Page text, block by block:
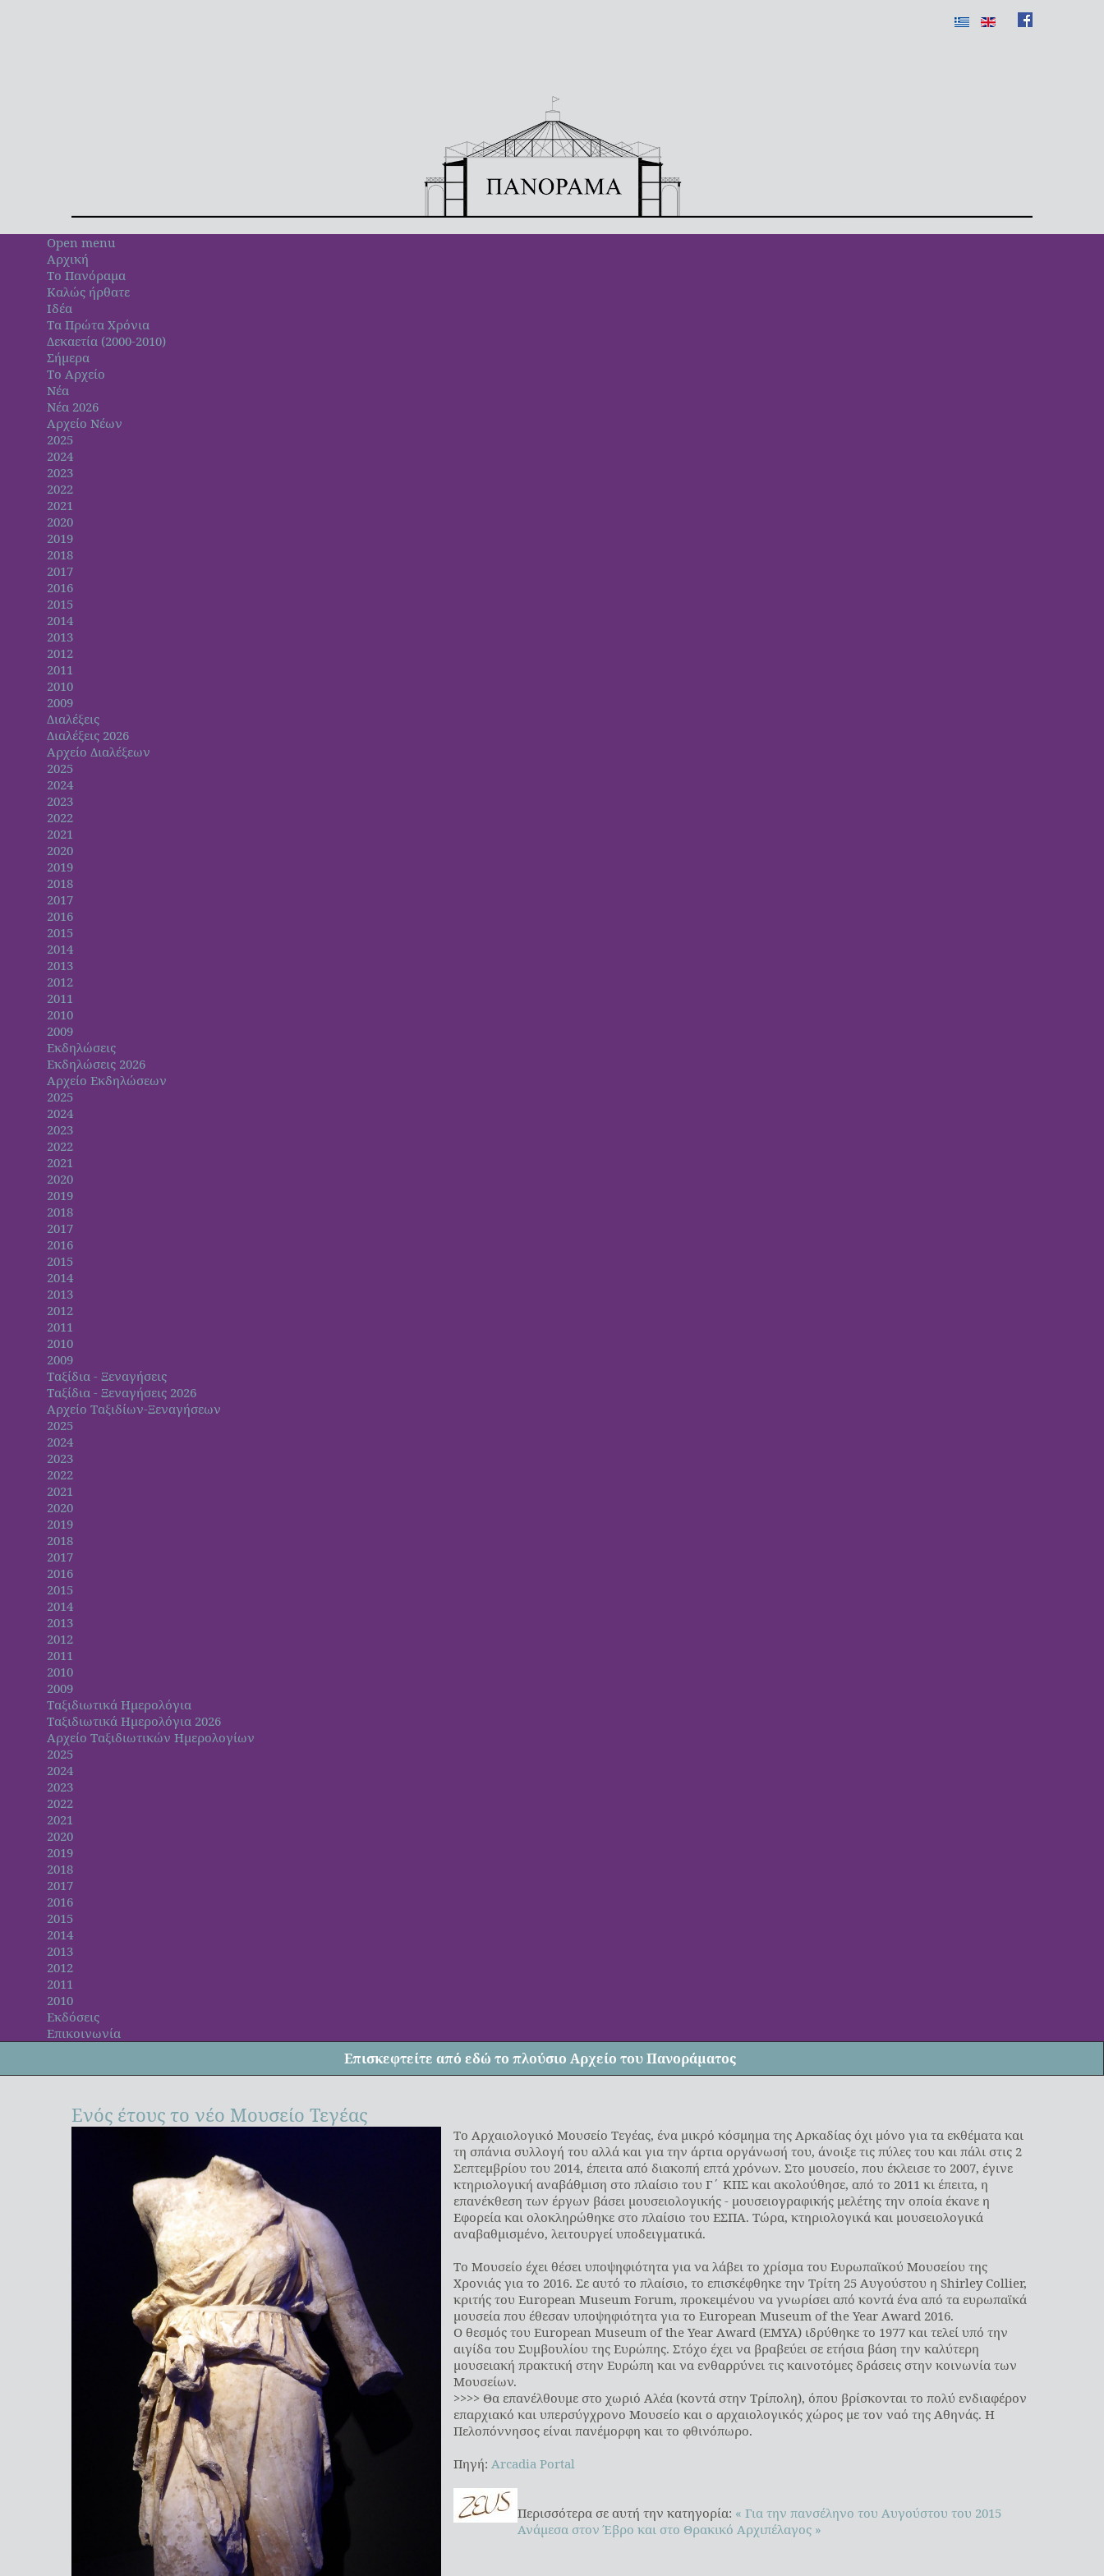
Open menu
Αρχική
Το Πανόραμα
Καλώς ήρθατε
Ιδέα
Τα Πρώτα Χρόνια
Δεκαετία (2000-2010)
Σήμερα
Το Αρχείο
Νέα
Νέα 2026
Αρχείο Νέων
2025
2024
2023
2022
2021
2020
2019
2018
2017
2016
2015
2014
2013
2012
2011
2010
2009
Διαλέξεις
Διαλέξεις 2026
Αρχείο Διαλέξεων
2025
2024
2023
2022
2021
2020
2019
2018
2017
2016
2015
2014
2013
2012
2011
2010
2009
Εκδηλώσεις
Εκδηλώσεις 2026
Αρχείο Εκδηλώσεων
2025
2024
2023
2022
2021
2020
2019
2018
2017
2016
2015
2014
2013
2012
2011
2010
2009
Ταξίδια - Ξεναγήσεις
Ταξίδια - Ξεναγήσεις 2026
Αρχείο Ταξιδίων-Ξεναγήσεων
2025
2024
2023
2022
2021
2020
2019
2018
2017
2016
2015
2014
2013
2012
2011
2010
2009
Ταξιδιωτικά Ημερολόγια
Ταξιδιωτικά Ημερολόγια 2026
Αρχείο Ταξιδιωτικών Ημερολογίων
2025
2024
2023
2022
2021
2020
2019
2018
2017
2016
2015
2014
2013
2012
2011
2010
Εκδόσεις
Επικοινωνία
Επισκεφτείτε από εδώ το πλούσιο Αρχείο του Πανοράματος
Ενός έτους το νέο Μουσείο Τεγέας
Το Αρχαιολογικό Μουσείο Τεγέας, ένα μικρό κόσμημα της Αρκαδίας όχι μόνο για τα εκθέματα και
τη σπάνια συλλογή του αλλά και για την άρτια οργάνωσή του, άνοιξε τις πύλες του και πάλι στις 2
Σεπτεμβρίου του 2014, έπειτα από διακοπή επτά χρόνων. Στο μουσείο, που έκλεισε το 2007, έγινε
κτηριολογική αναβάθμιση στο πλαίσιο του Γ΄ ΚΠΣ και ακολούθησε, από το 2011 κι έπειτα, η
επανέκθεση των έργων βάσει μουσειολογικής - μουσειογραφικής μελέτης την οποία έκανε η
Εφορεία και ολοκληρώθηκε στο πλαίσιο του ΕΣΠΑ. Τώρα, κτηριολογικά και μουσειολογικά
αναβαθμισμένο, λειτουργεί υποδειγματικά.
Το Μουσείο έχει θέσει υποψηφιότητα για να λάβει το χρίσμα του Ευρωπαϊκού Μουσείου της
Χρονιάς για το 2016. Σε αυτό το πλαίσιο, το επισκέφθηκε την Τρίτη 25 Αυγούστου η Shirley Collier,
κριτής του European Museum Forum, προκειμένου να γνωρίσει από κοντά ένα από τα ευρωπαϊκά
μουσεία που έθεσαν υποψηφιότητα για το European Museum of the Year Award 2016.
O θεσμός του European Museum of the Year Award (ΕΜΥΑ) ιδρύθηκε το 1977 και τελεί υπό την
αιγίδα του Συμβουλίου της Ευρώπης. Στόχο έχει να βραβεύει σε ετήσια βάση την καλύτερη
μουσειακή πρακτική στην Ευρώπη και να ενθαρρύνει τις καινοτόμες δράσεις στην κοινωνία των
Μουσείων.
>>>> Θα επανέλθουμε στο χωριό Αλέα (κοντά στην Τρίπολη), όπου βρίσκονται το πολύ ενδιαφέρον
επαρχιακό και υπερσύγχρονο Μουσείο και ο αρχαιολογικός χώρος με τον ναό της Αθηνάς. Η
Πελοπόννησος είναι πανέμορφη και το φθινόπωρο.
Πηγή: Arcadia Portal
Περισσότερα σε αυτή την κατηγορία: « Για την πανσέληνο του Αυγούστου του 2015
Ανάμεσα στον Έβρο και στο Θρακικό Αρχιπέλαγος »